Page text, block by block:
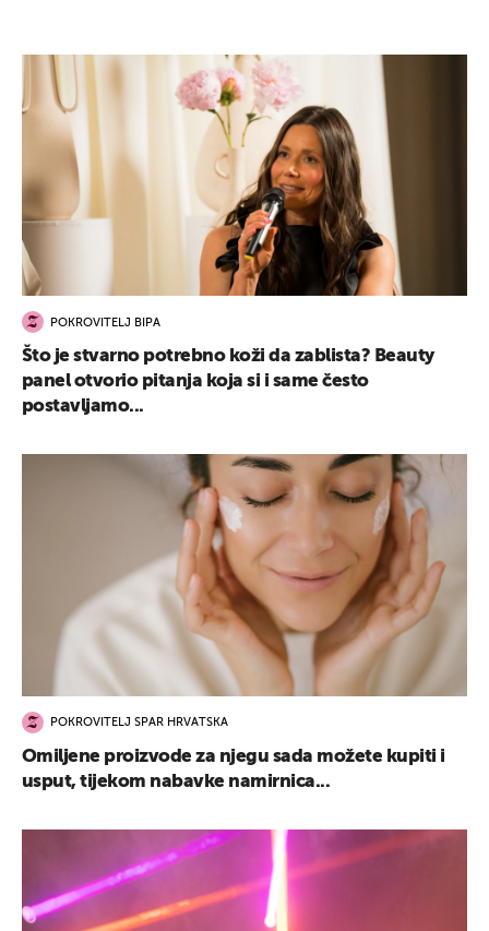
POKROVITELJ BIPA
Što je stvarno potrebno koži da zablista? Beauty
panel otvorio pitanja koja si i same često
postavljamo...
POKROVITELJ SPAR HRVATSKA
Omiljene proizvode za njegu sada možete kupiti i
usput, tijekom nabavke namirnica...